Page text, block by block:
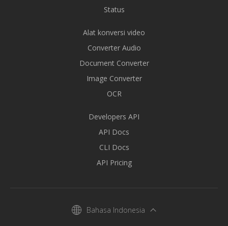
Status
Alat konversi video
Converter Audio
Document Converter
Image Converter
OCR
Developers API
API Docs
CLI Docs
API Pricing
Bahasa Indonesia